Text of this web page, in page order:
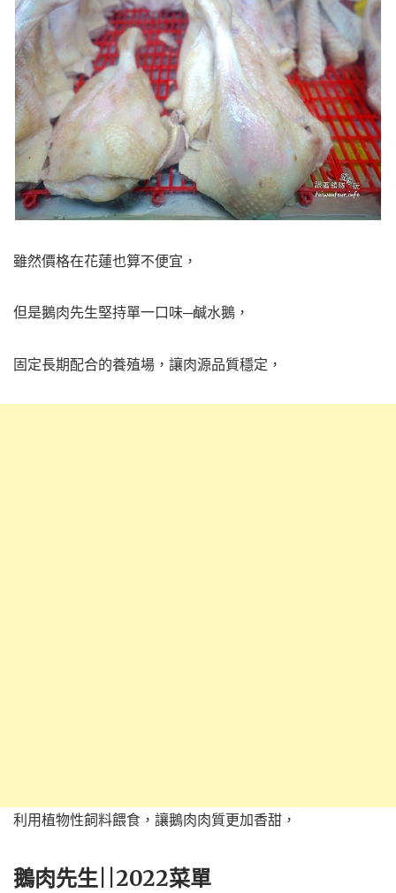
雖然價格在花蓮也算不便宜，
但是鵝肉先生堅持單一口味─鹹水鵝，
固定長期配合的養殖場，讓肉源品質穩定，
利用植物性飼料餵食，讓鵝肉肉質更加香甜，
鵝肉先生||2022菜單